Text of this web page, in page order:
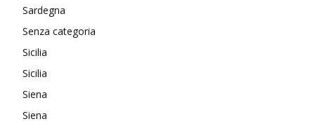
Sardegna
Senza categoria
Sicilia
Sicilia
Siena
Siena